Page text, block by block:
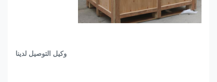
وكيل التوصيل لدينا